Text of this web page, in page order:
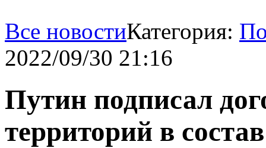
Все новостиКатегория:
2022/09/30 21:16
Путин подписал
территорий в